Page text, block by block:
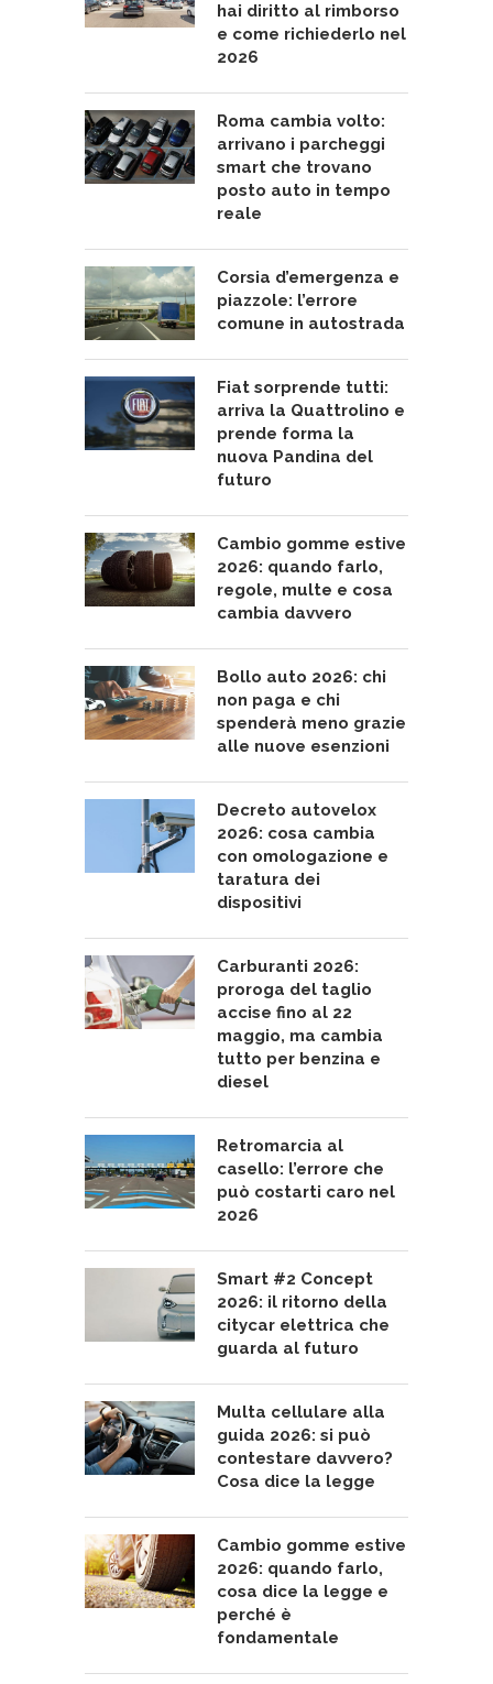
hai diritto al rimborso
e come richiederlo nel
2026
Roma cambia volto:
arrivano i parcheggi
smart che trovano
posto auto in tempo
reale
Corsia d’emergenza e
piazzole: l’errore
comune in autostrada
Fiat sorprende tutti:
arriva la Quattrolino e
prende forma la
nuova Pandina del
futuro
Cambio gomme estive
2026: quando farlo,
regole, multe e cosa
cambia davvero
Bollo auto 2026: chi
non paga e chi
spenderà meno grazie
alle nuove esenzioni
Decreto autovelox
2026: cosa cambia
con omologazione e
taratura dei
dispositivi
Carburanti 2026:
proroga del taglio
accise fino al 22
maggio, ma cambia
tutto per benzina e
diesel
Retromarcia al
casello: l’errore che
può costarti caro nel
2026
Smart #2 Concept
2026: il ritorno della
citycar elettrica che
guarda al futuro
Multa cellulare alla
guida 2026: si può
contestare davvero?
Cosa dice la legge
Cambio gomme estive
2026: quando farlo,
cosa dice la legge e
perché è
fondamentale